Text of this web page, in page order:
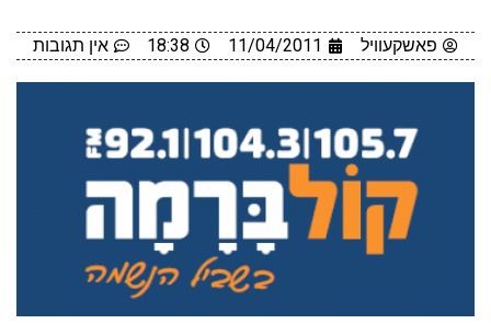
פאשקעוויל 11/04/2011
18:38 אין תגובות